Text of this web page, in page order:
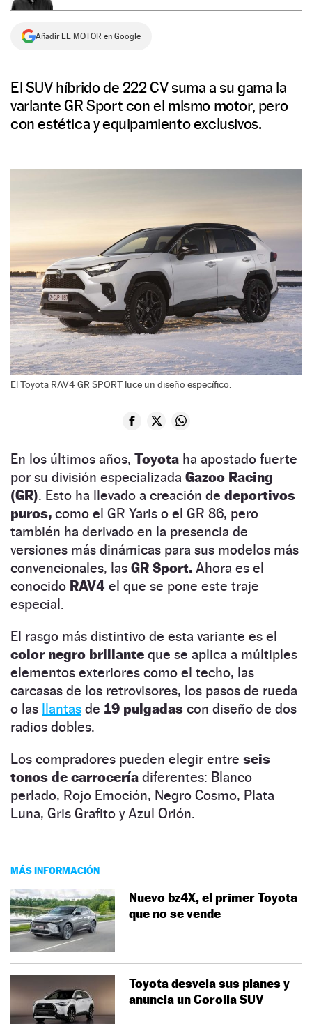
Añadir EL MOTOR en Google
El SUV híbrido de 222 CV suma a su gama la
variante GR Sport con el mismo motor, pero
con estética y equipamiento exclusivos.
El Toyota RAV4 GR SPORT luce un diseño específico.
En los últimos años, Toyota ha apostado fuerte
por su división especializada Gazoo Racing
(GR). Esto ha llevado a creación de deportivos
puros, como el GR Yaris o el GR 86, pero
también ha derivado en la presencia de
versiones más dinámicas para sus modelos más
convencionales, las GR Sport. Ahora es el
conocido RAV4 el que se pone este traje
especial.
El rasgo más distintivo de esta variante es el
color negro brillante que se aplica a múltiples
elementos exteriores como el techo, las
carcasas de los retrovisores, los pasos de rueda
o las llantas de 19 pulgadas con diseño de dos
radios dobles.
Los compradores pueden elegir entre seis
tonos de carrocería diferentes: Blanco
perlado, Rojo Emoción, Negro Cosmo, Plata
Luna, Gris Grafito y Azul Orión.
MÁS INFORMACIÓN
Nuevo bz4X, el primer Toyota
que no se vende
Toyota desvela sus planes y
anuncia un Corolla SUV